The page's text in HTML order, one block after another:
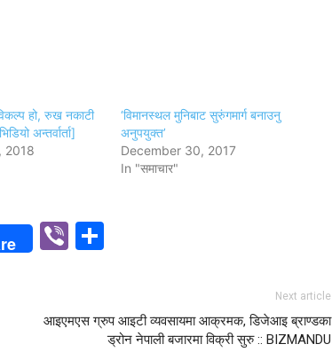
हो, रुख नकाटी
अन्तर्वार्ता]
2018
‘विमानस्थल मुनिबाट सुरुंगमार्ग बनाउनु
अनुपयुक्त’
December 30, 2017
In "समाचार"
Viber
Next article
आइएमएस ग्रुप आइटी व्यवसायमा आक्रमक, डिजेआइ ब्राण्डका
ड्रोन नेपाली बजारमा विक्री सुरु :: BIZMANDU